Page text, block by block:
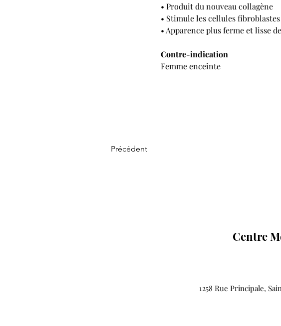
• Produit du nouveau collagène
• Stimule les cellules fibroblastes
• Apparence plus ferme et lisse
Contre-indication
Femme enceinte
Précédent
Centre
1258 Rue Principale,